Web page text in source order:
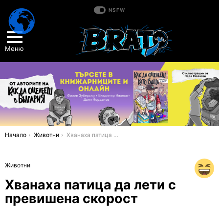
NSFW
Меню
You are here:
Начало Животни Хванаха патица да лети с превишена скорост
Животни
Хванаха патица да лети с
превишена скорост